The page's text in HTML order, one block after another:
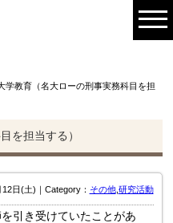
学教育（名大ローの刑事実務科目を担
を担当する）
日(土)｜Category： その他, 研究活動
引き受けていたことがあ